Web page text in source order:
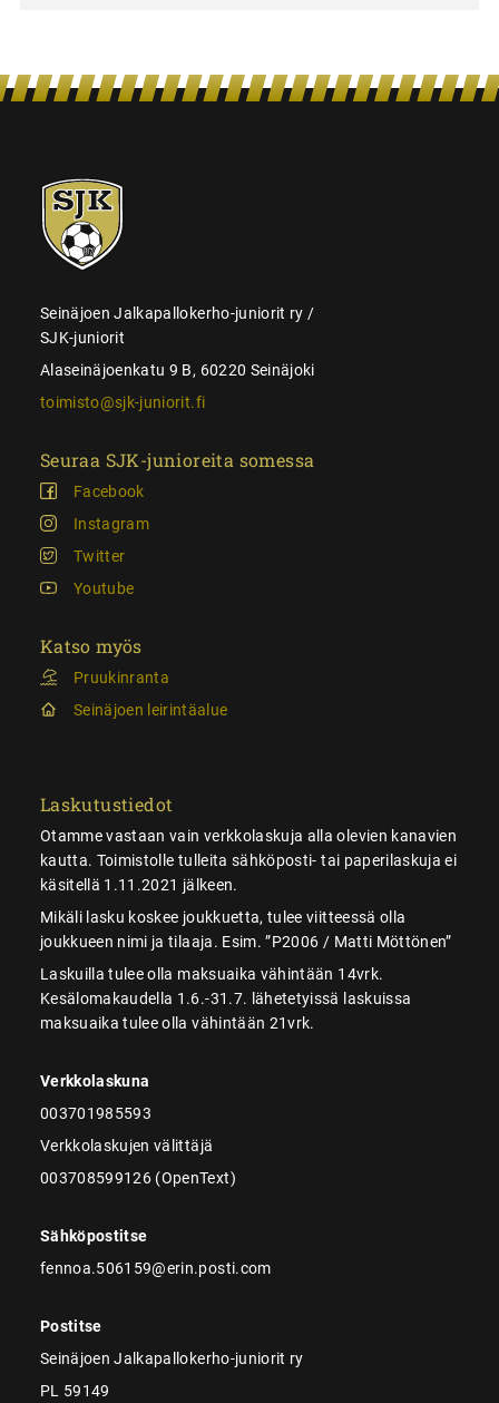
SJK-
juniorit
Seinäjoen Jalkapallokerho-juniorit ry /
SJK-juniorit
Alaseinäjoenkatu 9 B, 60220 Seinäjoki
toimisto@sjk-juniorit.fi
Seuraa SJK-junioreita somessa
Facebook
Instagram
Twitter
Youtube
Katso myös
Pruukinranta
Seinäjoen leirintäalue
Laskutustiedot
Otamme vastaan vain verkkolaskuja alla olevien kanavien
kautta. Toimistolle tulleita sähköposti- tai paperilaskuja ei
käsitellä 1.11.2021 jälkeen.
Mikäli lasku koskee joukkuetta, tulee viitteessä olla
joukkueen nimi ja tilaaja. Esim. ”P2006 / Matti Möttönen”
Laskuilla tulee olla maksuaika vähintään 14vrk.
Kesälomakaudella 1.6.-31.7. lähetetyissä laskuissa
maksuaika tulee olla vähintään 21vrk.
Verkkolaskuna
003701985593
Verkkolaskujen välittäjä
003708599126 (OpenText)
Sähköpostitse
fennoa.506159@erin.posti.com
Postitse
Seinäjoen Jalkapallokerho-juniorit ry
PL 59149